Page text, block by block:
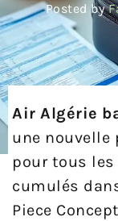
Posted by
Air Algérie
une nouvelle
pour tous
cumulés
Piece